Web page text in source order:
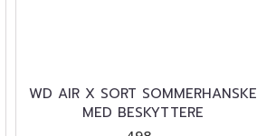
WD AIR X SORT SOMMERHANSKE
MED BESKYTTERE